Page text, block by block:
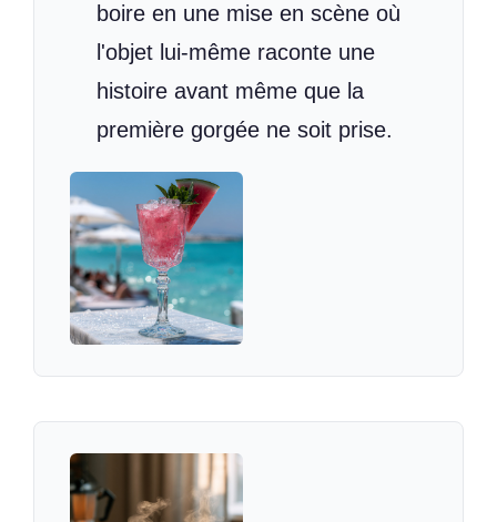
boire en une mise en scène où
l'objet lui-même raconte une
histoire avant même que la
première gorgée ne soit prise.